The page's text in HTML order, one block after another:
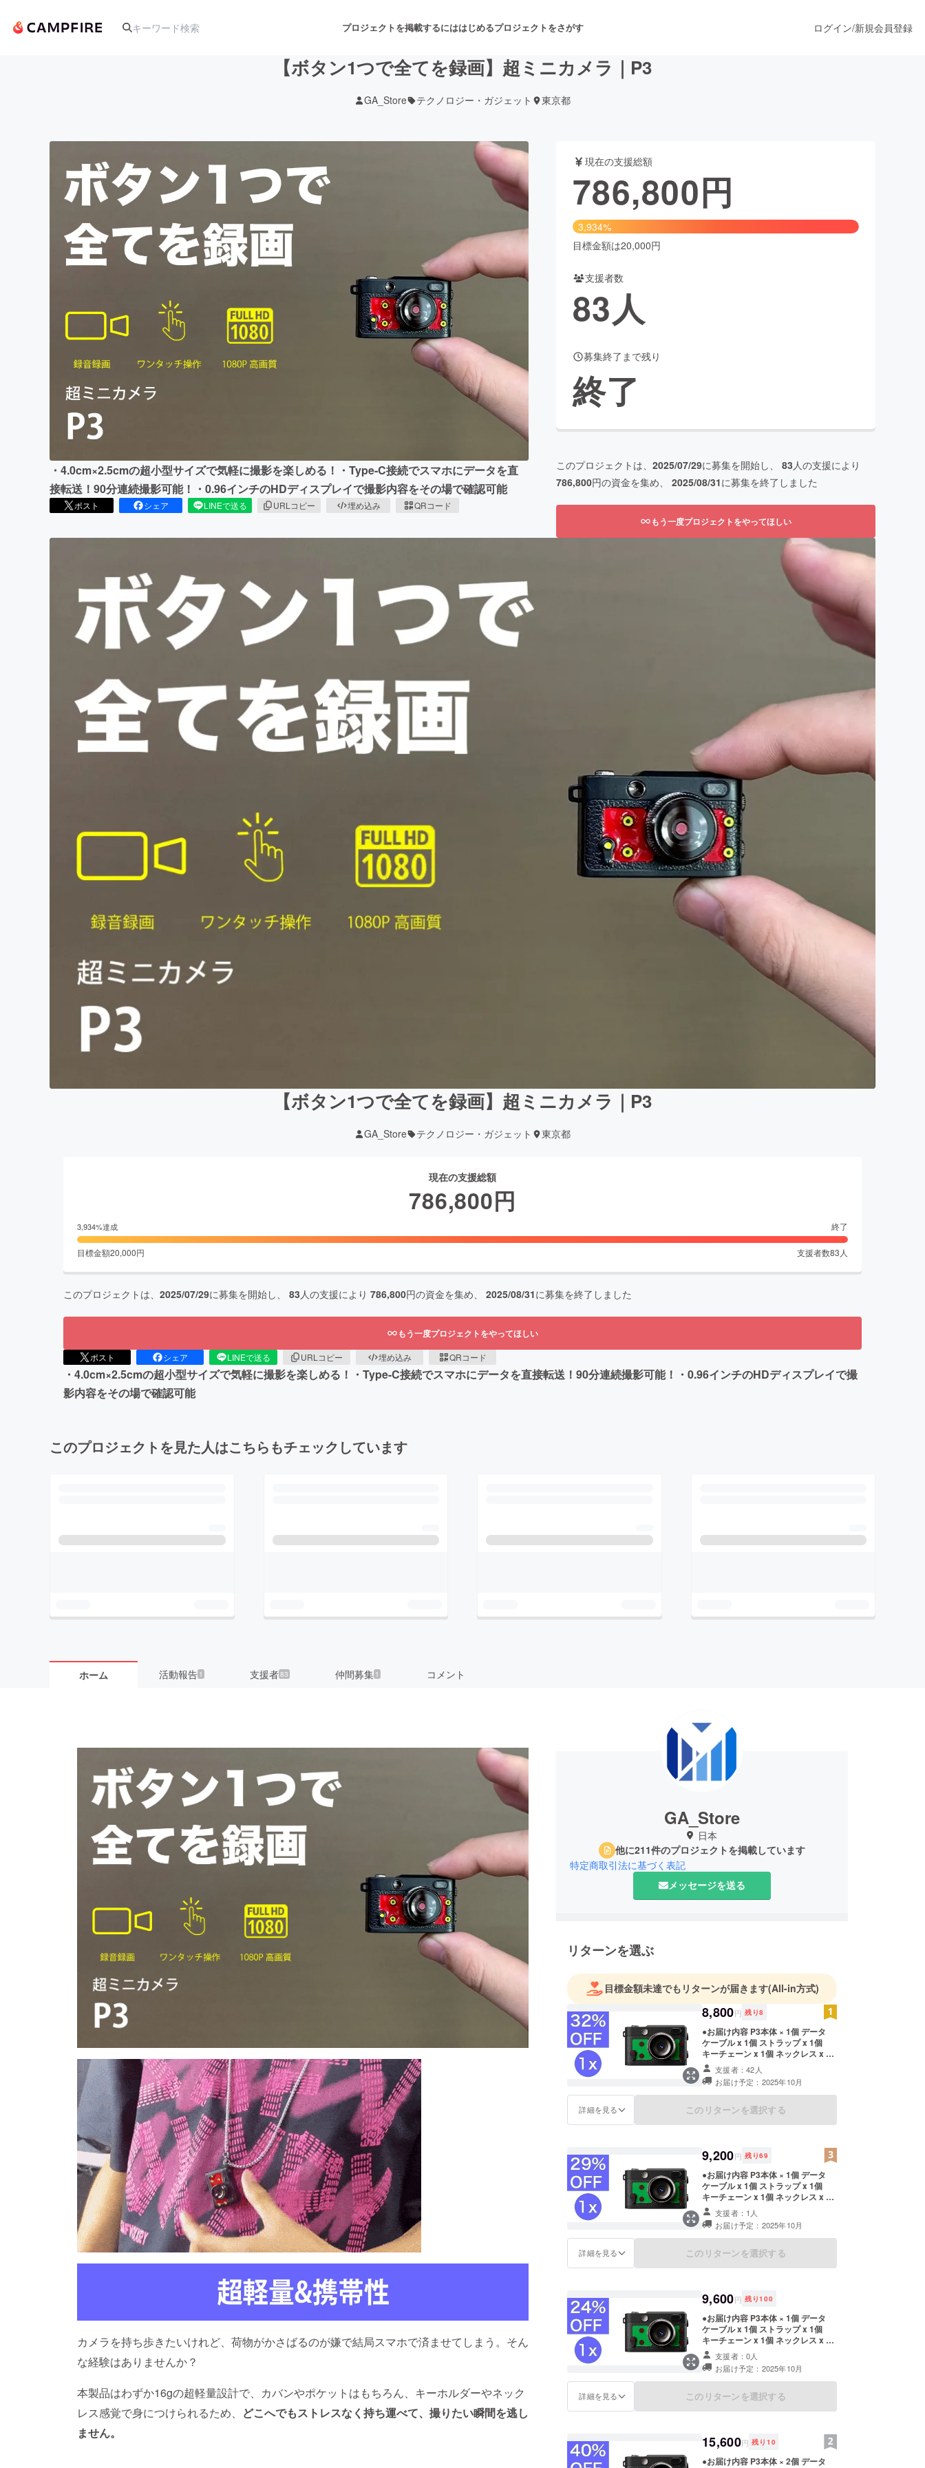
プロジェクトを掲載するにははじめるプロジェクトをさがす
アート・写真 音楽 舞台・パフォーマンス
テクノロジー・ガジェット フード・飲食店 ファッション
映像・映画
チャレンジ ビューティー・ヘルスケア
まちづくり・地域活性化
CAMPFIRE for Social Good
CAMPFIRE Creation
CAMPFIREふるさと納税machi-ya
ログイン/新規会員登録
【ボタン1つで全てを録画】超ミニカメラ｜P3
GA_Store テクノロジー・ガジェット 東京都
・4.0cm×2.5cmの超小型サイズで気軽に撮影を楽しめる！・Type-C接続でスマホにデータを直
接転送！90分連続撮影可能！・0.96インチのHDディスプレイで撮影内容をその場で確認可能
ポスト シェア LINEで送る URLコピー 埋め込み QRコード
現在の支援総額
786,800円
3,934%
目標金額は20,000円
支援者数
83人
募集終了まで残り
終了
このプロジェクトは、 2025/07/29に募集を開始し、 83人の支援により
786,800円の資金を集め、 2025/08/31に募集を終了しました
もう一度プロジェクトをやってほしい
【ボタン1つで全てを録画】超ミニカメラ｜P3
GA_Store テクノロジー・ガジェット 東京都
現在の支援総額
786,800円
3,934%達成 終了
目標金額20,000円 支援者数83 人
このプロジェクトは、 2025/07/29に募集を開始し、 83人の支援により 786,800円の資金を集め、 2025/08/31に募集を終了しました
もう一度プロジェクトをやってほしい
ポスト シェア LINEで送る URLコピー 埋め込み QRコード
・4.0cm×2.5cmの超小型サイズで気軽に撮影を楽しめる！・Type-C接続でスマホにデータを直接転送！90分連続撮影可能！・0.96インチのHDディスプレイで撮
影内容をその場で確認可能
このプロジェクトを見た人はこちらもチェックしています
ホーム 活動報告 1 支援者83 仲間募集 1 コメント
カメラを持ち歩きたいけれど、荷物がかさばるのが嫌で結局スマホで済ませてしまう。そん
な経験はありませんか？
本製品はわずか16gの超軽量設計で、カバンやポケットはもちろん、キーホルダーやネック
レス感覚で身につけられるため、 どこへでもストレスなく持ち運べて、撮りたい瞬間を逃し
ません。
GA_Store
日本
他に211件のプロジェクトを掲載しています
特定商取引法に基づく表記
メッセージを送る
リターンを選ぶ
目標金額未達でもリターンが届きます(All-in方式)
8,800円 残り8
●お届け内容 P3本体 × 1個 データ
ケーブル x 1個 ストラップ x 1個
キーチェーン x 1個 ネックレス x 1
個 ●数量限定！定価から32%OFF 定
価 13,000円（税込）→ 8,800円（税
込）
支援者：42人
お届け予定：2025年10月
詳細を見る このリターンを選択する
9,200円 残り69
●お届け内容 P3本体 × 1個 データ
ケーブル x 1個 ストラップ x 1個
キーチェーン x 1個 ネックレス x 1
個 ●数量限定！定価から29%OFF 定
価 13,000円（税込）→ 9,200円（税
込）
支援者：1人
お届け予定：2025年10月
詳細を見る このリターンを選択する
9,600円 残り100
●お届け内容 P3本体 × 1個 データ
ケーブル x 1個 ストラップ x 1個
キーチェーン x 1個 ネックレス x 1
個 ●数量限定！定価から24%OFF 定
価 13,000円（税込）→ 9,600円（税
込）
支援者：0人
お届け予定：2025年10月
詳細を見る このリターンを選択する
15,600円 残り 10
●お届け内容 P3本体 × 2個 データ